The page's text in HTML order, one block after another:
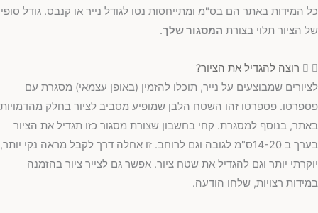
כל המידות באתר הם בס"מ ומתייחסות נטו לגודל נייר או קנבס. גודל סופי
של הציור תלוי בצורת המסגור שלך.
רוצה להגדיל את הציור?
לציורים שמבוצעים על נייר, תוכלו להזמין (באופן עצמאי) מסגרת עם
פספרטו. פספרטו זהו השטח הלבן שמופיע מסביב לציור בחלק מהדמויות
באתר, בנוסף למסגרת. קחי בחשבון שצורת מסגור כזו תגדיל את הציור
בערך ב 14-20ס"מ לגובה וגם לרוחב. זו אחלה דרך לקבל מראה נקי יותר,
יוקרתי יותר וגם להגדיל את שטח ציור. אפשר גם לצייר ציור בהזמנה
במידות רצויות, שלחו הודעה.